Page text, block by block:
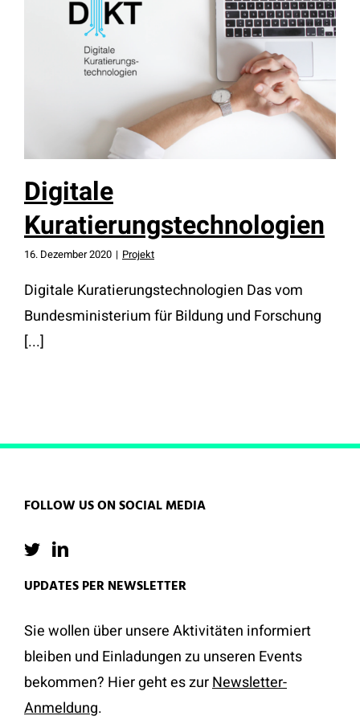
Digitale
Kuratierungstechnologien
Digitale
Kuratierungstechnologien
16. Dezember 2020 | Projekt
Digitale Kuratierungstechnologien Das vom
Bundesministerium für Bildung und Forschung
[...]
FOLLOW US ON SOCIAL MEDIA
UPDATES PER NEWSLETTER
Sie wollen über unsere Aktivitäten informiert
bleiben und Einladungen zu unseren Events
bekommen? Hier geht es zurNewsletter-
Anmeldung.